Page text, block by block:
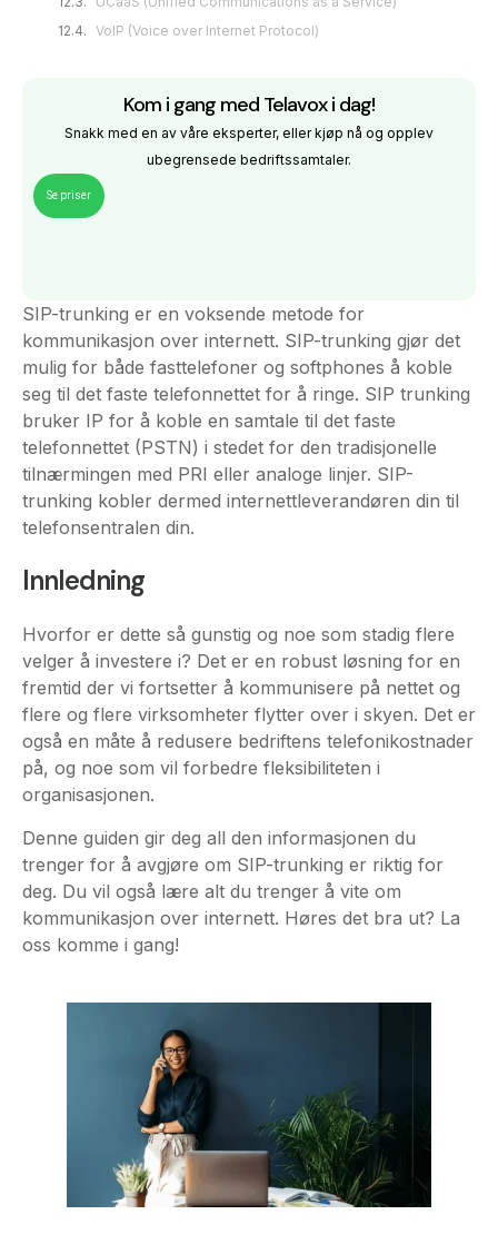
Kom i gang med Telavox i dag!
seg til det faste telefonnettet for å ringe. SIP trunking
bruker IP for å koble en samtale til det faste
telefonnettet (PSTN) i stedet for den tradisjonelle
tilnærmingen med PRI eller analoge linjer. SIP-
trunking kobler dermed internettleverandøren din til
telefonsentralen din.
Innledning
velger å investere i? Det er en robust løsning for en
flere og flere virksomheter flytter over i skyen. Det er
også en måte å redusere bedriftens telefonikostnader
på, og noe som vil forbedre fleksibiliteten i
organisasjonen.
Denne guiden gir deg all den informasjonen du
trenger for å avgjøre om SIP-trunking er riktig for
deg. Du vil også lære alt du trenger å vite om
kommunikasjon over internett. Høres det bra ut? La
oss komme i gang!
Historien om SIP